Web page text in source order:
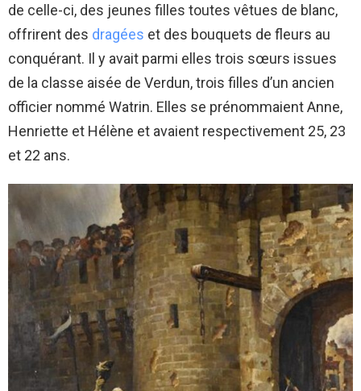
de celle-ci, des jeunes filles toutes vêtues de blanc,
offrirent des dragées et des bouquets de fleurs au
conquérant. Il y avait parmi elles trois sœurs issues
de la classe aisée de Verdun, trois filles d’un ancien
officier nommé Watrin. Elles se prénommaient Anne,
Henriette et Hélène et avaient respectivement 25, 23
et 22 ans.